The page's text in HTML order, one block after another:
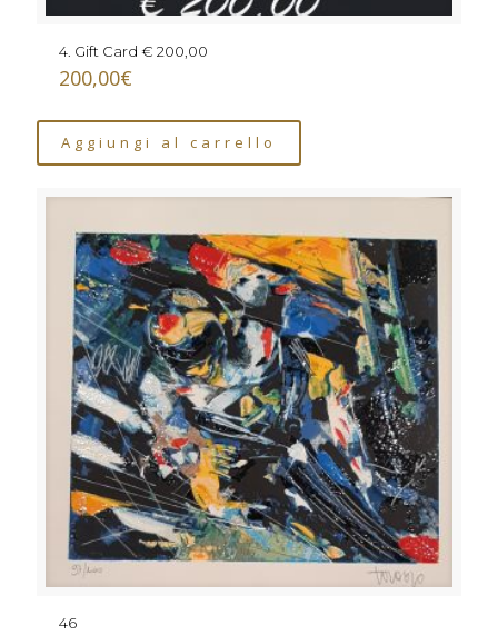
4. Gift Card € 200,00
200,00€
Aggiungi al carrello
46